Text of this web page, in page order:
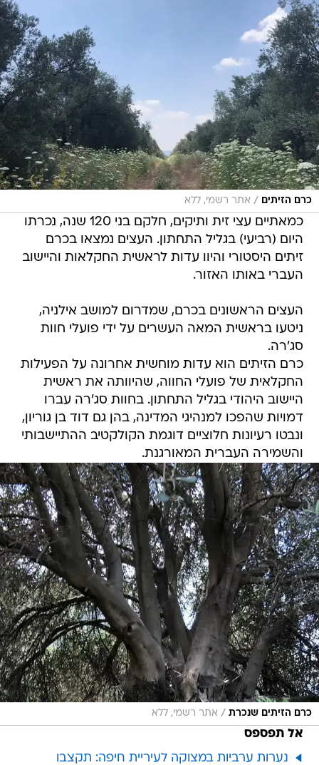
כרם הזיתים / אתר רשמי, ללא
כמאתיים עצי זית ותיקים, חלקם בני 120 שנה, נכרתו
היום (רביעי) בגליל התחתון. העצים נמצאו בכרם
זיתים היסטורי והיוו עדות לראשית החקלאות והיישוב
העברי באותו האזור.
העצים הראשונים בכרם, שמדרום למושב אילניה,
ניטעו בראשית המאה העשרים על ידי פועלי חוות
סג'רה.
כרם הזיתים הוא עדות מוחשית אחרונה על הפעילות
החקלאית של פועלי החווה, שהיוותה את ראשית
היישוב היהודי בגליל התחתון. בחוות סג'רה עברו
דמויות שהפכו למנהיגי המדינה, בהן גם דוד בן גוריון,
ונבטו רעיונות חלוציים דוגמת הקולקטיב ההתיישבותי
והשמירה העברית המאורגנת.
כרם הזיתים שנכרת / אתר רשמי, ללא
אל תפספס
נערות ערביות במצוקה לעיריית חיפה: תקצבו